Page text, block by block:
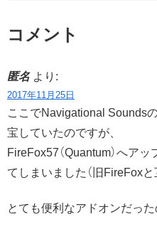
コメント
匿名 より:
2017年11月25日
ここでNavigational Sounds
宝していたのですが、
FireFox57（Quantum）へア
てしまいました（旧FireFoxと
とても便利なアドオンだった